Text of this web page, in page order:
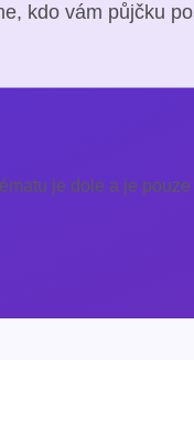
kdo vám půjčku
je dole a je